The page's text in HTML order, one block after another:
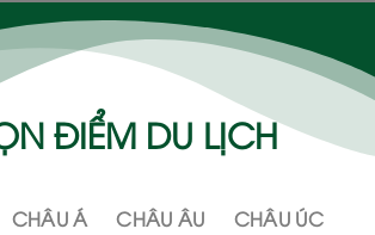
ĐIỂM DU LỊCH
CHÂU Á CHÂU ÂU
CHÂU ÚC